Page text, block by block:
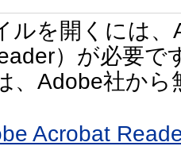
ルを開くには
）が必要で
、Adobe社か
Acrobat